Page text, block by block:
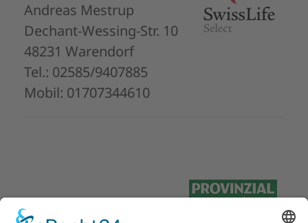
Andreas Mestrup
Dechant-Wessing-Str. 10
48231 Warendorf
Tel.: 02585/9407885
Mobil: 01707344610
Provinzial